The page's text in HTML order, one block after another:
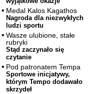
Medal Kalos Kagathos
Nagroda dla niezwykłych
ludzi sportu
Wasze ulubione, stałe
rubryki
Stąd zaczynało się
czytanie
Pod patronatem Tempa
Sportowe inicjatywy,
którym Tempo dodawało
skrzydeł